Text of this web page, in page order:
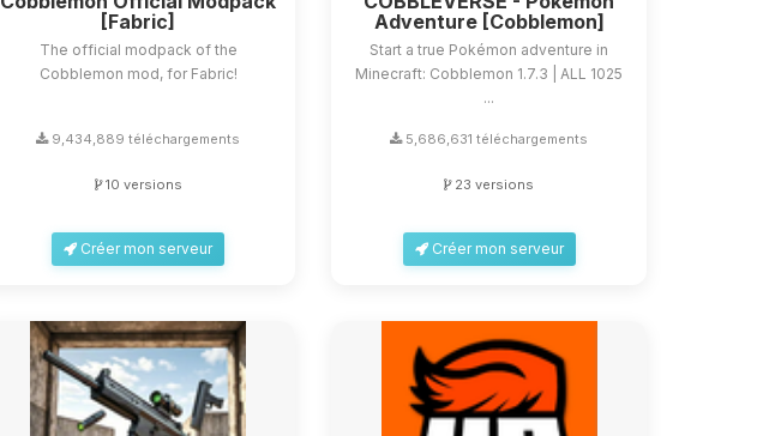
[Fabric]
The official modpack of the
Cobblemon mod, for Fabric!
9,434,889 téléchargements
10 versions
Créer mon serveur
Adventure [Cobblemon]
Start a true Pokémon adventure in
Minecraft: Cobblemon 1.7.3 | ALL 1025
...
5,686,631 téléchargements
23 versions
Créer mon serveur